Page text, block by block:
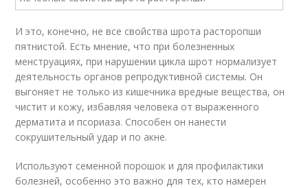
И это, конечно, не все свойства шрота расторопши
пятнистой. Есть мнение, что при болезненных
менструациях, при нарушении цикла шрот нормализует
деятельность органов репродуктивной системы. Он
выгоняет не только из кишечника вредные вещества, он
чистит и кожу, избавляя человека от выраженного
дерматита и псориаза. Способен он нанести
сокрушительный удар и по акне.
Используют семенной порошок и для профилактики
болезней, особенно это важно для тех, кто намерен